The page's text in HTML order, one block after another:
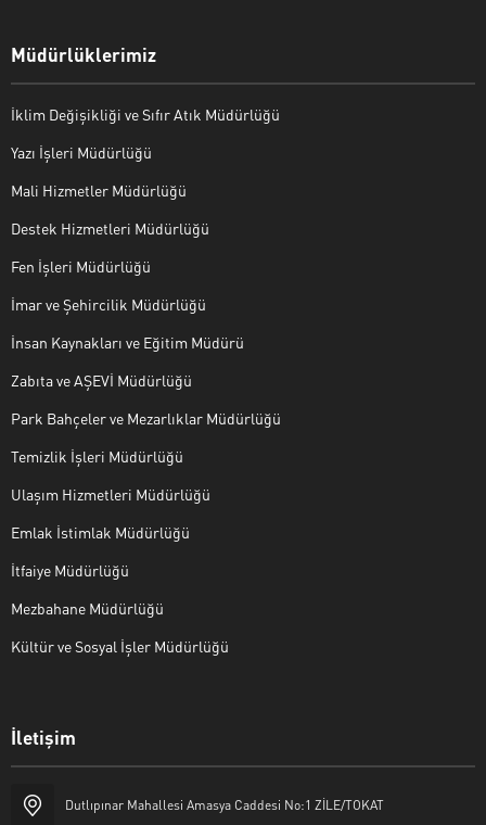
Müdürlüklerimiz
İklim Değişikliği ve Sıfır Atık Müdürlüğü
Yazı İşleri Müdürlüğü
Mali Hizmetler Müdürlüğü
Destek Hizmetleri Müdürlüğü
Fen İşleri Müdürlüğü
İmar ve Şehircilik Müdürlüğü
İnsan Kaynakları ve Eğitim Müdürü
Zabıta ve AŞEVİ Müdürlüğü
Park Bahçeler ve Mezarlıklar Müdürlüğü
Temizlik İşleri Müdürlüğü
Ulaşım Hizmetleri Müdürlüğü
Emlak İstimlak Müdürlüğü
İtfaiye Müdürlüğü
Mezbahane Müdürlüğü
Kültür ve Sosyal İşler Müdürlüğü
İletişim
Dutlıpınar Mahallesi Amasya Caddesi No:1 ZİLE/TOKAT